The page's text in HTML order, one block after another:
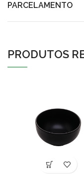
PARCELAMENTO
PRODUTOS